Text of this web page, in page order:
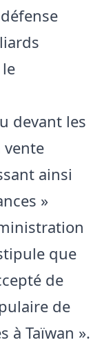
devant les
vente
ainsi
»
que
de
de
à Taïwan ».